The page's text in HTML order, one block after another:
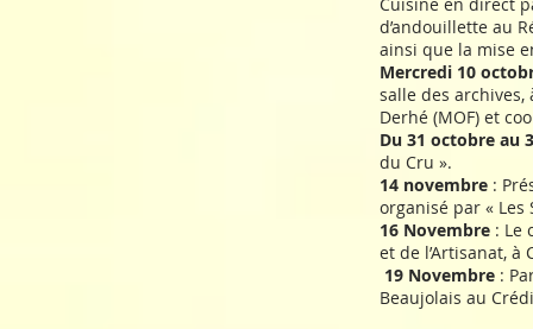
d’andouillette au
ainsi que la mise
Mercredi 10
salle des archives,
Derhé (MOF) et
Du 31 octobre au
du Cru ».
14 novembre :
organisé par « Les
16 Novembre : Le
et de l’Artisanat, à
19 Novembre :
Beaujolais au